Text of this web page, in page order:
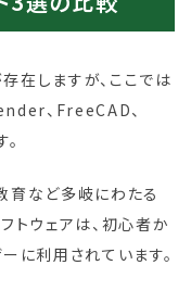
在しますが、ここでは
、FreeCAD、
育など多岐にわたる
トウェアは、初心者か
に利用されています。